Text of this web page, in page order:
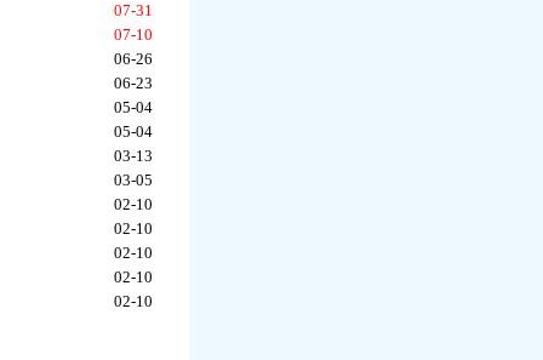
07-31
07-10
06-26
06-23
05-04
05-04
03-13
03-05
02-10
02-10
02-10
02-10
02-10